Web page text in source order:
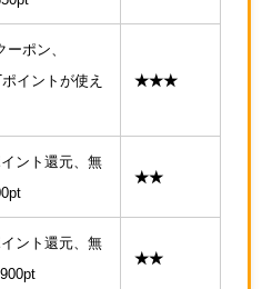
ーポン、
イントが使え ★★★
ント還元、無
★★
ント還元、無
★★